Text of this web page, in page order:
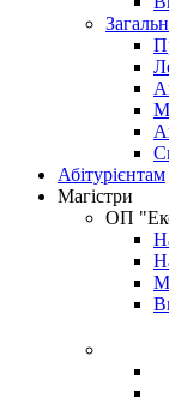
Абітурієнтам
Магістри
ОП